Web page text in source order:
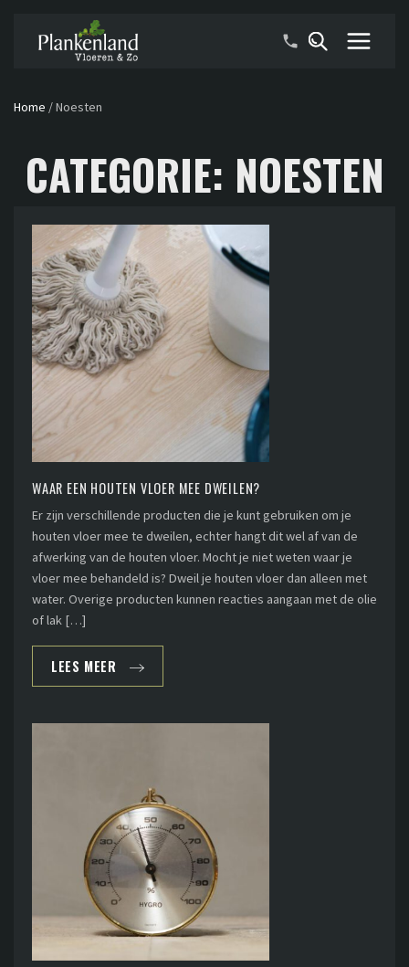
Home /Noesten
CATEGORIE: NOESTEN
WAAR EEN HOUTEN VLOER MEE DWEILEN?
Er zijn verschillende producten die je kunt gebruiken om je
houten vloer mee te dweilen, echter hangt dit wel af van de
afwerking van de houten vloer. Mocht je niet weten waar je
vloer mee behandeld is? Dweil je houten vloer dan alleen met
water. Overige producten kunnen reacties aangaan met de olie
of lak […]
LEES MEER